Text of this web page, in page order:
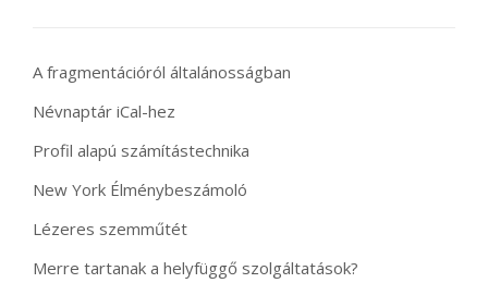
A fragmentációról általánosságban
Névnaptár iCal-hez
Profil alapú számítástechnika
New York Élménybeszámoló
Lézeres szemműtét
Merre tartanak a helyfüggő szolgáltatások?